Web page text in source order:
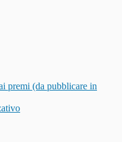
premi (da pubblicare in